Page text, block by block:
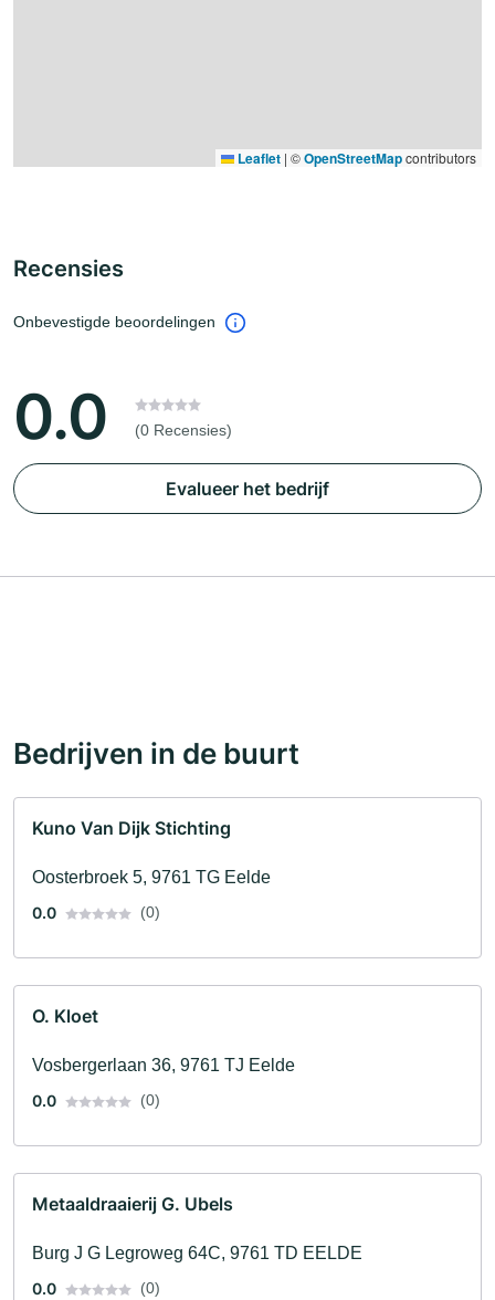
Leaflet | ©OpenStreetMapcontributors
Recensies
Onbevestigde beoordelingen
0.0 (0 Recensies)
Evalueer het bedrijf
Bedrijven in de buurt
Kuno Van Dijk Stichting
Oosterbroek 5, 9761 TG Eelde
0.0
(0)
O. Kloet
Vosbergerlaan 36, 9761 TJ Eelde
0.0
(0)
Metaaldraaierij G. Ubels
Burg J G Legroweg 64C, 9761 TD EELDE
0.0
(0)